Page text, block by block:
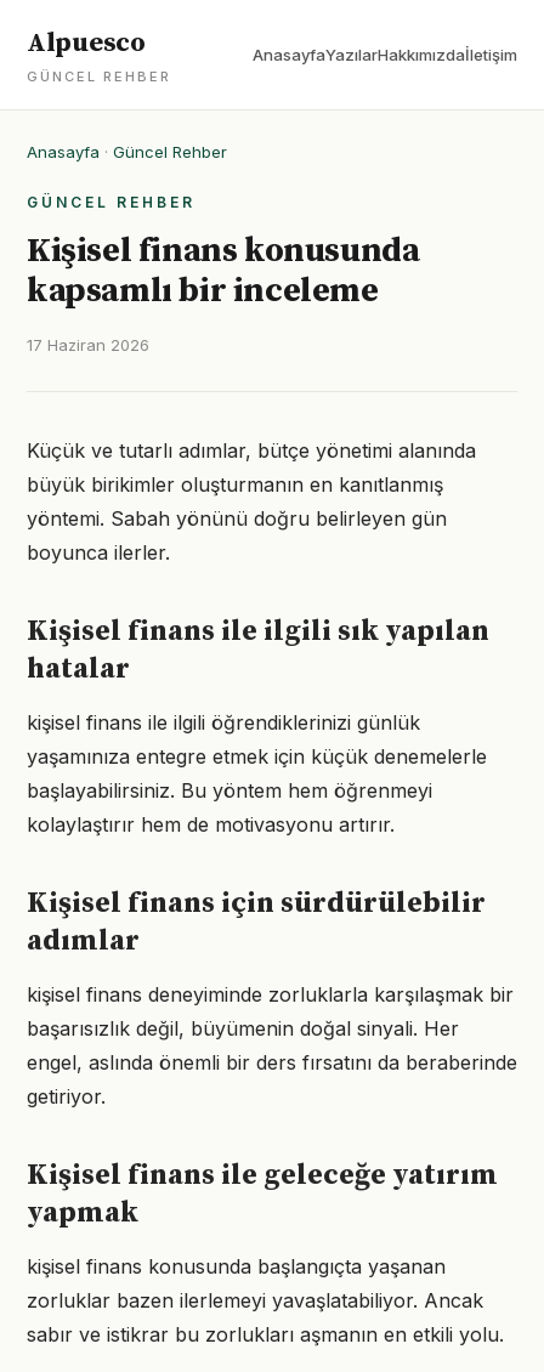
Alpuesco
GÜNCEL REHBER
AnasayfaYazılarHakkımızdaİletişim
Anasayfa · Güncel Rehber
GÜNCEL REHBER
Kişisel finans konusunda
kapsamlı bir inceleme
17 Haziran 2026
Küçük ve tutarlı adımlar, bütçe yönetimi alanında
büyük birikimler oluşturmanın en kanıtlanmış
yöntemi. Sabah yönünü doğru belirleyen gün
boyunca ilerler.
Kişisel finans ile ilgili sık yapılan
hatalar
kişisel finans ile ilgili öğrendiklerinizi günlük
yaşamınıza entegre etmek için küçük denemelerle
başlayabilirsiniz. Bu yöntem hem öğrenmeyi
kolaylaştırır hem de motivasyonu artırır.
Kişisel finans için sürdürülebilir
adımlar
kişisel finans deneyiminde zorluklarla karşılaşmak bir
başarısızlık değil, büyümenin doğal sinyali. Her
engel, aslında önemli bir ders fırsatını da beraberinde
getiriyor.
Kişisel finans ile geleceğe yatırım
yapmak
kişisel finans konusunda başlangıçta yaşanan
zorluklar bazen ilerlemeyi yavaşlatabiliyor. Ancak
sabır ve istikrar bu zorlukları aşmanın en etkili yolu.